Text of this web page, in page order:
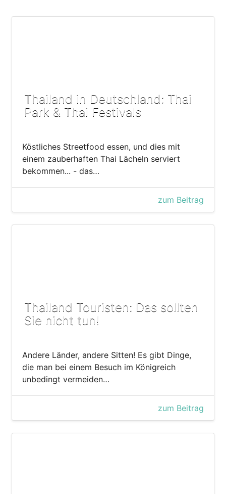
Thailand in Deutschland: Thai
Park & Thai Festivals
Köstliches Streetfood essen, und dies mit
einem zauberhaften Thai Lächeln serviert
bekommen... - das…
zum Beitrag
Thailand Touristen: Das sollten
Sie nicht tun!
Andere Länder, andere Sitten! Es gibt Dinge,
die man bei einem Besuch im Königreich
unbedingt vermeiden…
zum Beitrag